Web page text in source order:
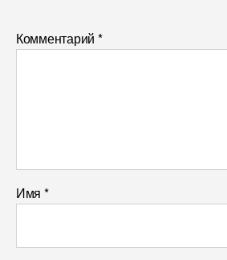
Комментарий *
Имя *